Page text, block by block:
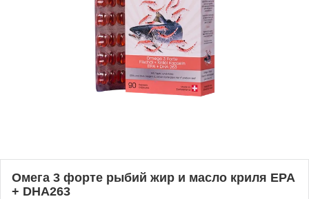
Омега 3 форте рыбий жир и масло криля EPA
+ DHA263